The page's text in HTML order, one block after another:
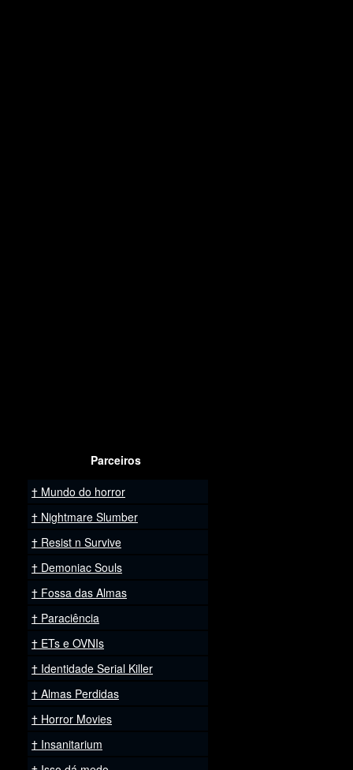
Parceiros
Mundo do horror
Nightmare Slumber
Resist n Survive
Demoniac Souls
Fossa das Almas
Paraciência
ETs e OVNIs
Identidade Serial Killer
Almas Perdidas
Horror Movies
Insanitarium